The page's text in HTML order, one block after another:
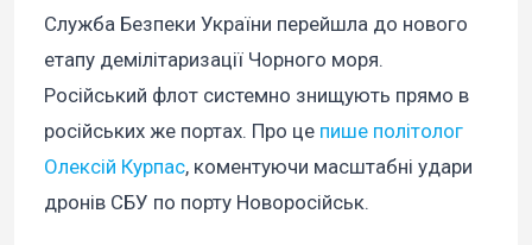
Служба Безпеки України перейшла до нового
етапу демілітаризації Чорного моря.
Російський флот системно знищують прямо в
російських же портах. Про це пише політолог
Олексій Курпас, коментуючи масштабні удари
дронів СБУ по порту Новоросійськ.